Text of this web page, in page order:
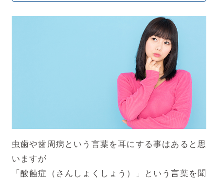
虫歯や歯周病という言葉を耳にする事はあると思
いますが
「酸蝕症（さんしょくしょう）」という言葉を聞